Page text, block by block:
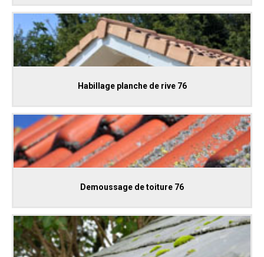
Habillage planche de rive 76
Demoussage de toiture 76